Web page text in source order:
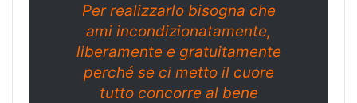
Per realizzarlo bisogna che
ami incondizionatamente,
liberamente e gratuitamente
perché se ci metto il cuore
tutto concorre al bene